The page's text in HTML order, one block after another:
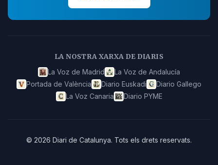
LA NOSTRA XARXA DE DIARIS
La Voz de Madrid
La Voz de Andalucía
Portada de València
Diario Euskadi
Diario Gallego
La Voz Canaria
Diario PYME
© 2026 Diari de Catalunya. Tots els drets reservats.